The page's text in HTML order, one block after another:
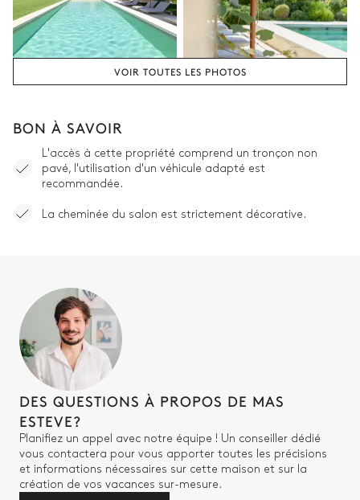
VOIR TOUTES LES PHOTOS
BON À SAVOIR
L'accès à cette propriété comprend un tronçon non
pavé, l'utilisation d'un véhicule adapté est
recommandée.
La cheminée du salon est strictement décorative.
DES QUESTIONS À PROPOS DE MAS
ESTEVE?
Planifiez un appel avec notre équipe ! Un conseiller dédié
vous contactera pour vous apporter toutes les précisions
et informations nécessaires sur cette maison et sur la
création de vos vacances sur-mesure.